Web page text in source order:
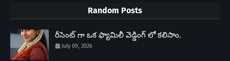
Random Posts
రీసెంట్ గా ఒక ఫ్యామిలీ వెడ్డింగ్ లో కలిసాం.
July 09, 2026